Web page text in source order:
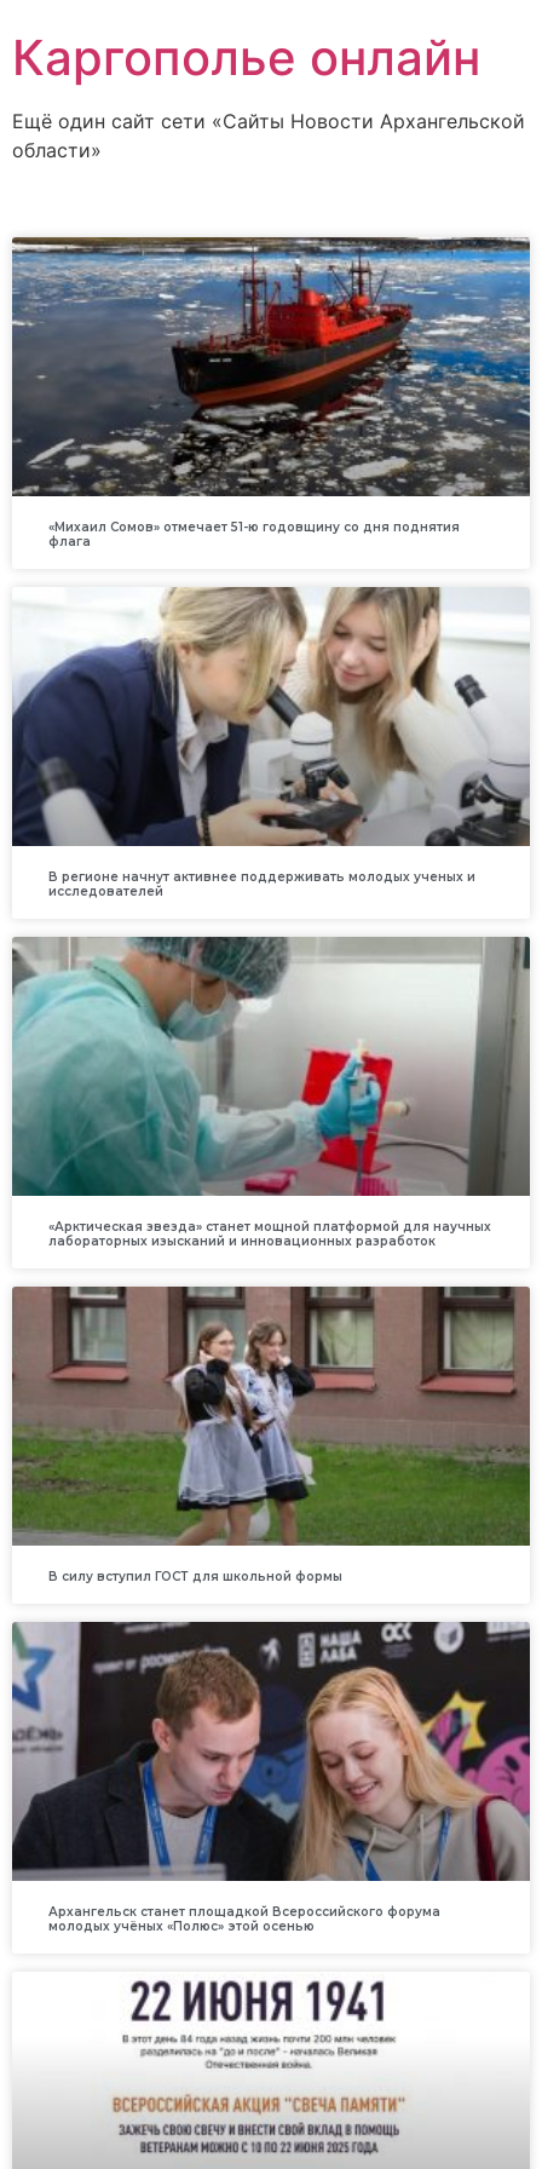
Каргополье онлайн
Ещё один сайт сети «Сайты Новости Архангельской
области»
«Михаил Сомов» отмечает 51-ю годовщину со дня поднятия
флага
В регионе начнут активнее поддерживать молодых ученых и
исследователей
«Арктическая звезда» станет мощной платформой для научных
лабораторных изысканий и инновационных разработок
В силу вступил ГОСТ для школьной формы
Архангельск станет площадкой Всероссийского форума
молодых учёных «Полюс» этой осенью